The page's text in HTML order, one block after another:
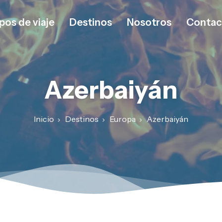
de viaje Destinos Nosotros
Azerbaiyán
Inicio Destinos Europa Azerbaiyán